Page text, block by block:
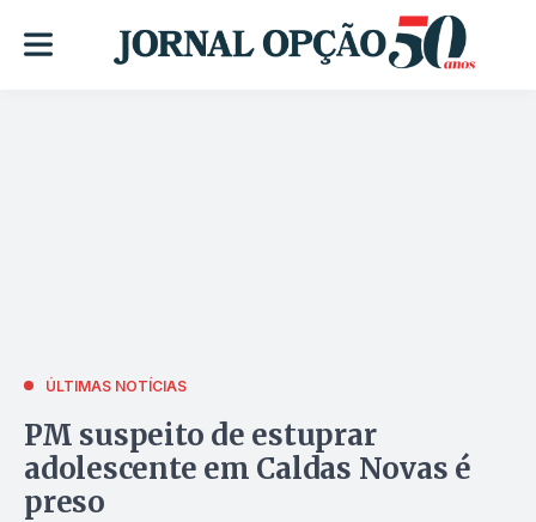
ÚLTIMAS NOTÍCIAS
PM suspeito de estuprar
adolescente em Caldas Novas é
preso